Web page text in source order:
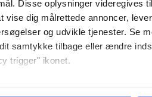
Disse oplysninger videregives
dig målrettede annoncer,
og udvikle tjenester. Se
samtykke tilbage eller ændre
trigger" ikonet.